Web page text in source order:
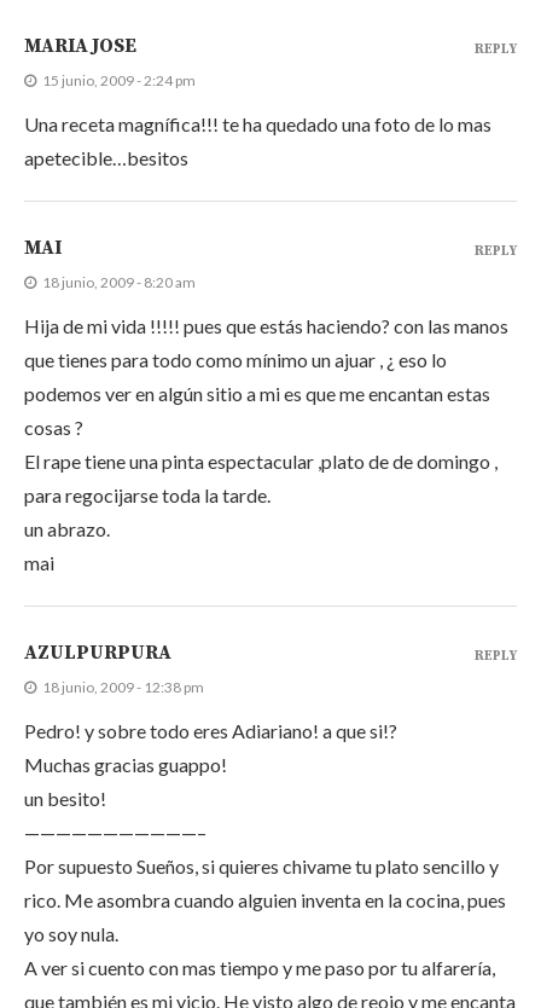
MARIA JOSE
15 junio, 2009 - 2:24 pm
Una receta magnífica!!! te ha quedado una foto de lo mas
apetecible…besitos
REPLY
MAI
18 junio, 2009 - 8:20 am
Hija de mi vida !!!!! pues que estás haciendo? con las manos
que tienes para todo como mínimo un ajuar , ¿ eso lo
podemos ver en algún sitio a mi es que me encantan estas
cosas ?
El rape tiene una pinta espectacular ,plato de de domingo ,
para regocijarse toda la tarde.
un abrazo.
mai
REPLY
AZULPURPURA
18 junio, 2009 - 12:38 pm
Pedro! y sobre todo eres Adiariano! a que si!?
Muchas gracias guappo!
un besito!
———————————–
Por supuesto Sueños, si quieres chivame tu plato sencillo y
rico. Me asombra cuando alguien inventa en la cocina, pues
yo soy nula.
A ver si cuento con mas tiempo y me paso por tu alfarería,
que también es mi vicio. He visto algo de reojo y me encanta
REPLY